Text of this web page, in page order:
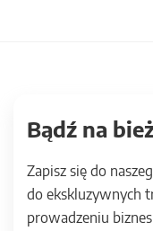
Bądź na
Zapisz się do
do ekskluzywnych
prowadzeniu